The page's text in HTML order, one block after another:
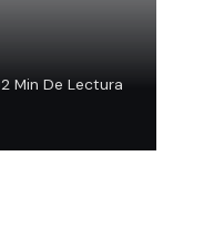
2 Min De Lectura